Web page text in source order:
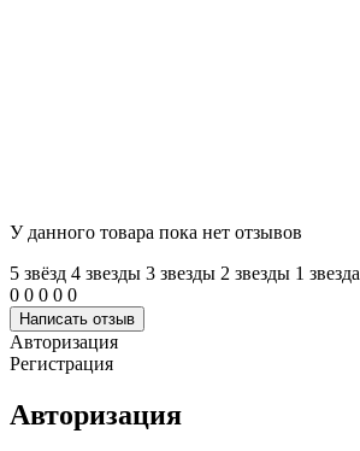
У данного товара пока нет отзывов
5 звёзд 4 звeзды 3 звeзды 2 звeзды 1 звeзда
0 0 0 0 0
Написать отзыв
Авторизация
Регистрация
Авторизация